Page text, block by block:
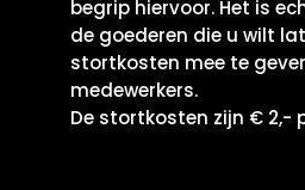
begrip hiervoor. Het is
de goederen die u wilt
stortkosten mee te
medewerkers.
De stortkosten zijn € 2,-